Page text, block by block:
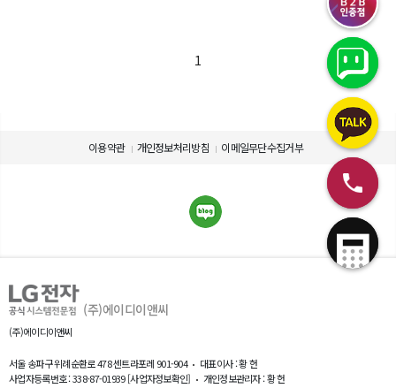
1
이용약관 개인정보처리방침 이메일무단수집거부
(주)에이디이앤씨
(주)에이디이앤씨
서울 송파구 위례순환로 478 센트라포레 901-904
대표이사 : 황 헌
사업자등록번호 : 338-87-01939[사업자정보확인]
개인정보관리자 : 황 헌